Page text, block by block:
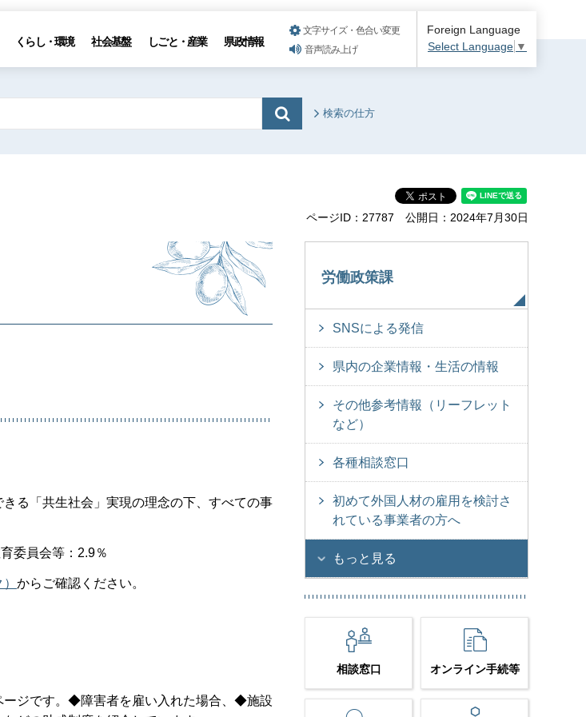
くらし・環境 社会基盤 しごと・産業 県政情報
文字サイズ・色合い変更
音声読み上げ
Foreign Language
Select Language ▼
検索の仕方
ページID：27787 公開日：2024年7月30日
る「共生社会」実現の理念の下、すべての事
員会等：2.9％
からご確認ください。
ジです。◆障害者を雇い入れた場合、◆施設
労働政策課
SNSによる発信
県内の企業情報・生活の情報
その他参考情報（リーフレット
など）
各種相談窓口
初めて外国人材の雇用を検討さ
れている事業者の方へ
もっと見る
相談窓口 オンライン手続等